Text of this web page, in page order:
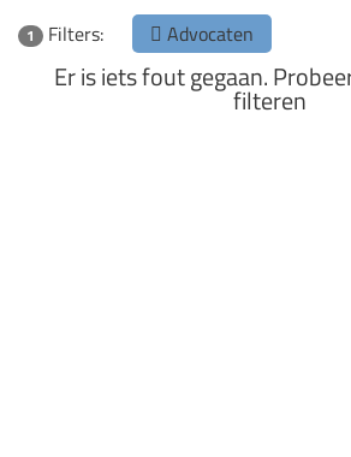
1 Filters: Advocaten
Er is iets fout gegaan.
filteren